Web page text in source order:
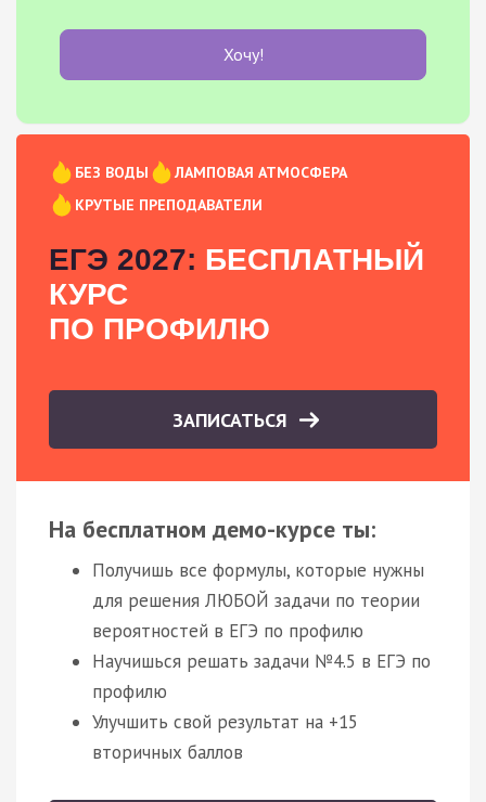
Хочу!
БЕЗ ВОДЫ
ЛАМПОВАЯ АТМОСФЕРА
КРУТЫЕ ПРЕПОДАВАТЕЛИ
ЕГЭ 2027: БЕСПЛАТНЫЙ
КУРС
ПО ПРОФИЛЮ
ЗАПИСАТЬСЯ
На бесплатном демо-курсе ты:
Получишь все формулы, которые нужны
для решения ЛЮБОЙ задачи по теории
вероятностей в ЕГЭ по профилю
Научишься решать задачи №4.5 в ЕГЭ по
профилю
Улучшить свой результат на +15
вторичных баллов